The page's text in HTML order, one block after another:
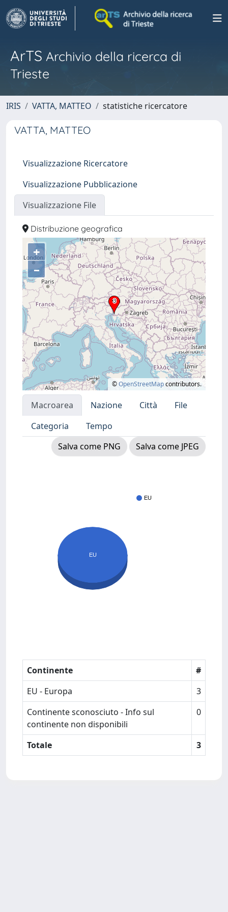
ArTS Archivio della ricerca di
Trieste
IRIS VATTA, MATTEO statistiche ricercatore
VATTA, MATTEO
Visualizzazione Ricercatore
Visualizzazione Pubblicazione
Visualizzazione File
Distribuzione geografica
+
–
©OpenStreetMapcontributors.
Macroarea Nazione Città
File
Categoria
Tempo
Salva come PNG
Salva come JPEG
EU
EU
Continente
#
EU - Europa
3
Continente sconosciuto - Info sul
continente non disponibili
0
Totale 3